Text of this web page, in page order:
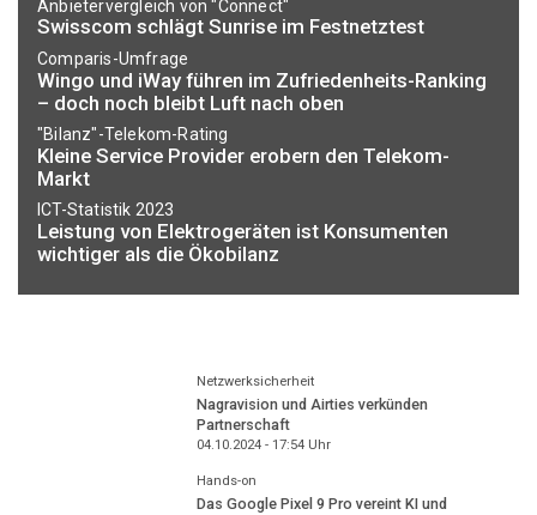
Anbietervergleich von "Connect"
Swisscom schlägt Sunrise im Festnetztest
Comparis-Umfrage
Wingo und iWay führen im Zufriedenheits-Ranking
– doch noch bleibt Luft nach oben
"Bilanz"-Telekom-Rating
Kleine Service Provider erobern den Telekom-
Markt
ICT-Statistik 2023
Leistung von Elektrogeräten ist Konsumenten
wichtiger als die Ökobilanz
Netzwerksicherheit
Nagravision und Airties verkünden
Partnerschaft
04.10.2024 - 17:54Uhr
Hands-on
Das Google Pixel 9 Pro vereint KI und